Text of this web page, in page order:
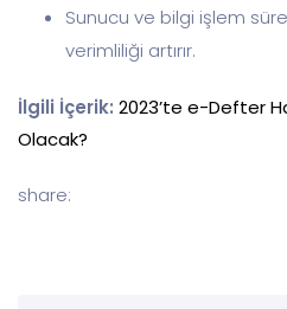
Sunucu ve bilgi işlem
verimliliği artırır.
İlgili İçerik: 2023’te e-Defter
Olacak?
share: